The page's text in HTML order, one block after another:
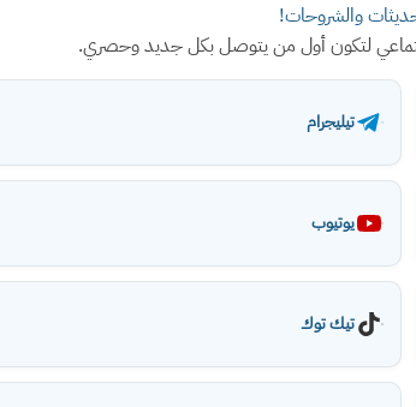
والشروحات!
لتكون أول من يتوصل بكل جديد وحصري.
تيليجرام
يوتيوب
تيك توك